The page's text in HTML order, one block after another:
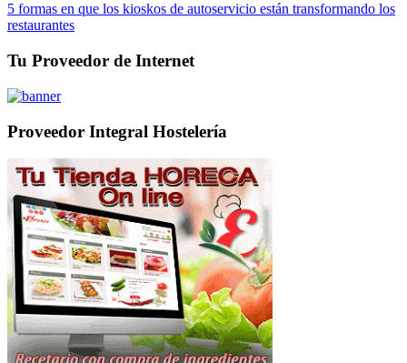
5 formas en que los kioskos de autoservicio están transformando los
restaurantes
Tu Proveedor de Internet
Proveedor Integral Hostelería